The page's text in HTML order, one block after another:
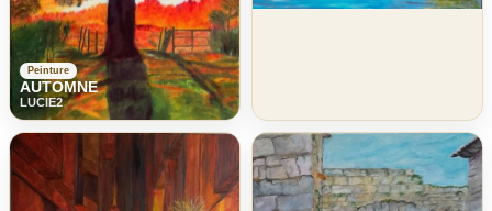
Peinture
AUTOMNE
LUCIE2